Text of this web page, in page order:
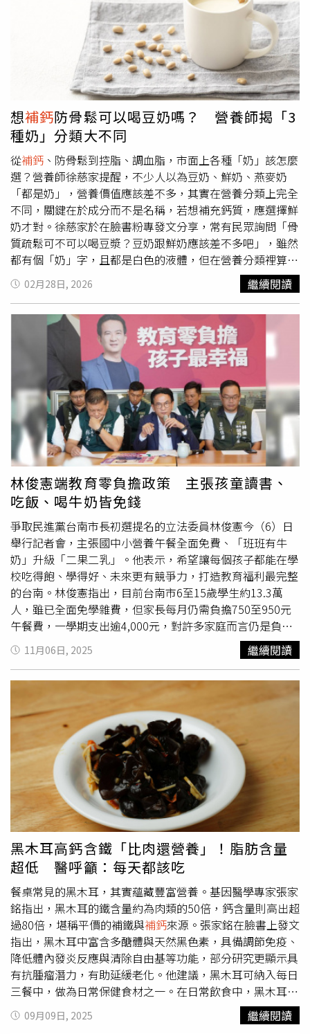
的一克拉鑽戒，希望能帶來好運。秀蘭瑪雅以專輯《鐵心
肝》角逐第37屆金曲獎最佳台語女歌手，創下累計17次入
圍的紀錄。。（圖／本刊攝影組）第17次入圍金曲獎，秀蘭
瑪雅早已寫下個人紀錄，但談起得獎心情依舊十分平常心，
「今天如果可以上台當然很好，如果沒有上台也很開心，也
是打破紀錄，現在也是入圍17次」。曾在第15屆金曲獎拿
下台語歌后殊榮的她，更笑說被大家提起入圍次數，自己反
而有點不好意思，「每次人家問我，我都很不好意思，我只
有得過一次」。另外，她也透露自己先前因急性退化性關節
炎，現在持續接受運動復健，「現在要做運動復健，也呼籲
大家要多注意身體，記得要補鈣」。
想補鈣防骨鬆可以喝豆奶嗎？ 營養師揭「3
種奶」分類大不同
從補鈣 、防骨鬆到控脂、調血脂，市面上各種「奶」該怎麼
選？營養師徐慈家提醒，不少人以為豆奶、鮮奶、燕麥奶
「都是奶」，營養價值應該差不多，其實在營養分類上完全
不同，關鍵在於成分而不是名稱，若想補充鈣質，應選擇鮮
奶才對。徐慈家於在臉書粉專發文分享，常有民眾詢問「骨
質疏鬆可不可以喝豆漿？豆奶跟鮮奶應該差不多吧」，雖然
都有個「奶」字，且都是白色的液體，但在營養分類裡算是
不同食物。徐慈家提到，首先是鮮奶，屬於乳品類，每
100ml約含鈣100mg，也含酪蛋白與乳清蛋白，胺基酸組成
完整，對成長期、孕期、熟齡族群特別重要，而乳糖與維生
素D（若有強化）能幫助鈣利用率更好，目標是
鬆。徐慈家說明，豆奶則歸類在豆魚蛋肉類，每100ml約3g
蛋白質，屬優質植物蛋白，含大豆異黃酮，有助心血管與更
年期調節，但天然鈣含量不高，除非標示「強化鈣」，因此
豆奶是補蛋白質、增肌、控脂的好選擇。徐慈家指出，燕麥
奶是全穀雜糧類，本質是燕麥加水打製，含β-葡聚醣，研究
顯示有效劑量達每日3g,，有助降低膽固醇，但蛋白質低、
鈣低，且屬澱粉來源，若是控醣或減脂族要把它當「主食」
計算。徐慈家建議，想「補鈣」要選鮮奶或高鈣豆漿，想
「增肌」喝鮮奶或無糖豆奶，想「調血脂」可挑豆奶或燕麥
奶，如果是「乳糖不耐」可選優酪乳、起司或強化植物奶。
徐慈家強調，營養不是看名字，而是看「成分表」，選對目
的，才是真正「聰明喝奶」。
02月28日, 2026 繼續閱讀
林俊憲端教育零負擔政策 主張孩童讀書、
吃飯、喝牛奶皆免錢
爭取民進黨台南市長初選提名的立法委員林俊憲今（6）日
舉行記者會，主張國中小營養午餐全面免費、「班班有牛
奶」升級「二果二乳」。他表示，希望讓每個孩子都能在學
校吃得飽、學得好、未來更有競爭力，打造教育福利最完整
的台南。林俊憲指出，目前台南市6至15歲學生約13.3萬
人，雖已全面免學雜費，但家長每月仍需負擔750至950元
午餐費，一學期支出逾4,000元，對許多家庭而言仍是負
擔。因此他主張推動午餐全面免費，「不僅能減輕家長壓
力，更讓孩子健康成長、均衡飲食。」林俊憲強調，台南擁
有全國比例最高、達94%的中央廚房供餐體系，能有效控制
成本，具備實施的條件，「要讓學校不只是學習的地方，更
是照顧孩子的第二個家」，確保每位學生都能在校園裡吃得
營養又安心。林俊憲續指，台南自總統賴清德任市長時期就
推動「週週喝牛奶」，在黃偉哲市長任內升級為「二果一
乳」，成為六都唯一每週提供兩次水果、一份牛奶的城市。
不過受財劃法影響，補助取消後，許多孩子少了一瓶牛奶，
因此他主張全面升級為「二果二乳」，讓孩子能「週週
不間斷」。他說明，台南是酪農重鎮，柳營是全台四大酪農
區之一，推動這項政策不僅守護孩子健康，也更能支持本地
農業，絕對是兼顧孩子成長需求、農業永續的多贏政策。林
俊憲表示，團隊長期傾聽家長與教師心聲、匯聚民意，感謝
現任黃偉哲市長在教育政策上的努力，延續從賴清德市長以
來的良好基礎，讓台南在學生照顧走在全國前端。自己將在
這個基礎上更進一步，推動教育再升級，打造「全國教育第
一品牌的台南」。 最後，林俊憲強調，台南是一座以孩子
為榮、以教育為本的城市，未來要讓台南成為「讀冊免錢、
吃飯免錢、喝牛奶免錢」的幸福城市，讓家長不再為學費煩
惱，孩子能專心學習、健康成長。「教育是最好的投資，照
顧好孩子，就是照顧台南的未來。」
11月06日, 2025 繼續閱讀
黑木耳高鈣含鐵「比肉還營養」！脂肪含量
超低 醫呼籲：每天都該吃
餐桌常見的黑木耳，其實蘊藏豐富營養。基因醫學專家張家
銘指出，黑木耳的鐵含量約為肉類的50倍，鈣含量則高出超
過80倍，堪稱平價的補鐵與補鈣來源。張家銘在臉書上發文
指出，黑木耳中富含多醣體與天然黑色素，具備調節免疫、
降低體內發炎反應與清除自由基等功能，部分研究更顯示具
有抗腫瘤潛力，有助延緩老化。他建議，黑木耳可納入每日
三餐中，做為日常保健食材之一。在日常飲食中，黑木耳經
常以涼拌、炒菜或甜湯方式出現，許多人僅視為配菜。然而
研究指出，黑木耳不僅口感爽脆，其營養價值亦不容小覷。
09月09日, 2025 繼續閱讀